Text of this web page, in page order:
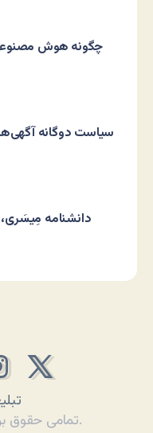
چگونه هوش
سیاست دوگانه
دانشنامه
تمامی حقوق برای عصیان محفوظ است.